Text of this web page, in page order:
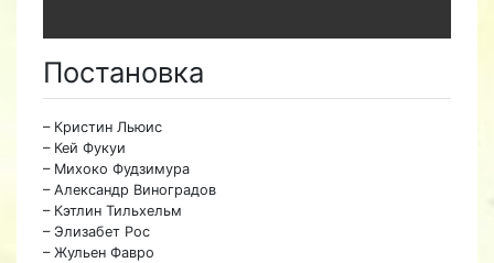
Постановка
– Кристин Льюис
– Кей Фукуи
– Михоко Фудзимура
– Александр Виноградов
– Кэтлин Тильхельм
– Элизабет Рос
– Жульен Фавро